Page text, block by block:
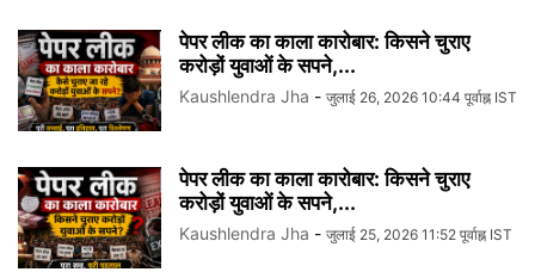
पेपर लीक का काला कारोबार: किसने चुराए
करोड़ों युवाओं के सपने,...
Kaushlendra Jha - जुलाई 26, 2026 10:44 पूर्वाह्न IST
पेपर लीक का काला कारोबार: किसने चुराए
करोड़ों युवाओं के सपने,...
Kaushlendra Jha - जुलाई 25, 2026 11:52 पूर्वाह्न IST